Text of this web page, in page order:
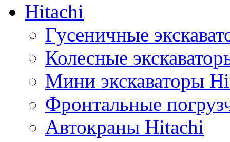
Hitachi
Гусеничные
Колесные
Мини экскаваторы
Фронтальные
Автокраны Hitachi